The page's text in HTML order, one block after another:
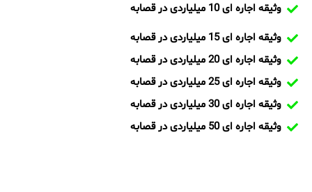
وثیقه اجاره ای 10 میلیاردی در قصابه
وثیقه اجاره ای 15 میلیاردی در قصابه
وثیقه اجاره ای 20 میلیاردی در قصابه
وثیقه اجاره ای 25 میلیاردی در قصابه
وثیقه اجاره ای 30 میلیاردی در قصابه
وثیقه اجاره ای 50 میلیاردی در قصابه